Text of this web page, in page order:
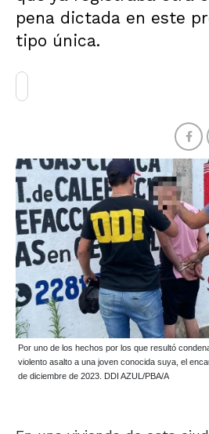
pena dictada en este
tipo única.
Por uno de los hechos por los que resultó
violento asalto a una joven conocida suya, el
de diciembre de 2023. DDI AZUL/PBA/A